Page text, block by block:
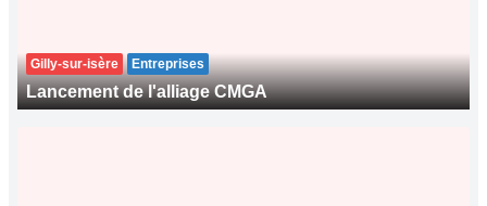
Gilly-sur-isère Entreprises
Lancement de l'alliage CMGA